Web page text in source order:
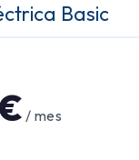
Basic
/ mes